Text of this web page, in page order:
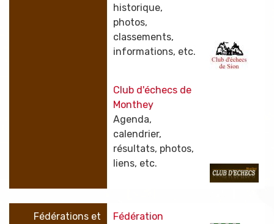
historique,
photos,
classements,
informations, etc.
Club d'échecs de
Monthey
Agenda,
calendrier,
résultats, photos,
liens, etc.
Fédérations et
Fédération